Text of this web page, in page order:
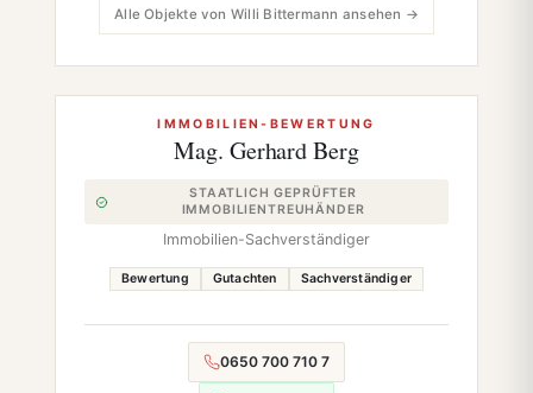
Alle Objekte von Willi Bittermann ansehen →
IMMOBILIEN-BEWERTUNG
Mag. Gerhard Berg
STAATLICH GEPRÜFTER
IMMOBILIENTREUHÄNDER
Immobilien-Sachverständiger
Bewertung Gutachten Sachverständiger
0650 700 710 7